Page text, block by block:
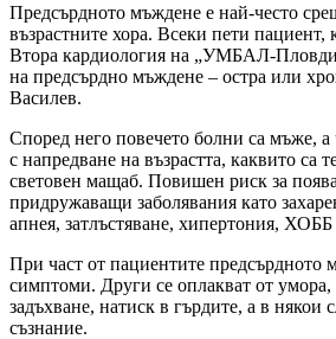
Предсърдното мъждене е най-често
възрастните хора. Всеки пети пациент,
Втора кардиология на „УМБАЛ-
на предсърдно мъждене – остра или
Василев.
Според него повечето болни са мъже, а
с напредване на възрастта, каквито са
световен мащаб. Повишен риск за
придружаващи заболявания като
апнея, затлъстяване, хипертония,
При част от пациентите предсърдното
симптоми. Други се оплакват от умора,
задъхване, натиск в гърдите, а в някои
съзнание.